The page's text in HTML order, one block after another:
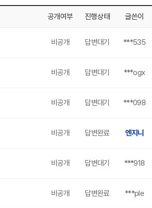
공개여부 진행상태 글쓴이
비공개 답변대기 ***535
비공개 답변대기 ***ogx
비공개 답변대기 ***098
비공개 답변완료 엔지니
비공개 답변대기 ***918
비공개 답변완료 ***ple